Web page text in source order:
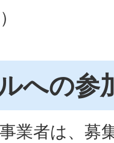
への参
業者は、募